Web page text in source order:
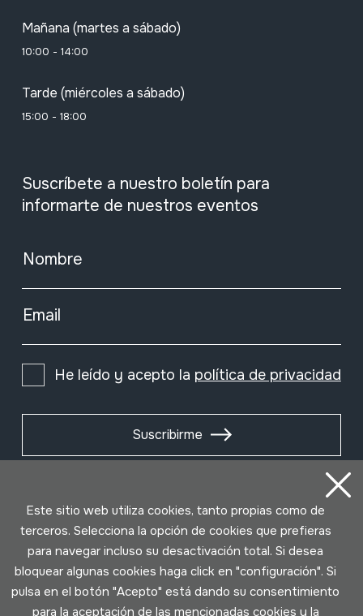
Mañana (martes a sábado)
10:00 - 14:00
Tarde (miércoles a sábado)
15:00 - 18:00
Suscríbete a nuestro boletín para
informarte de nuestros eventos
Nombre
Email
He leído y acepto la política de privacidad
Suscribirme
Este sitio web utiliza cookies, tanto propias como de
terceros. Selecciona la opción de cookies que prefieras
para navegar incluso su desactivación total. Si desea
bloquear algunas cookies haga click en "configuración". Si
pulsa en el botón "Acepto" está dando su consentimiento
para la aceptación de las mencionadas cookies y la